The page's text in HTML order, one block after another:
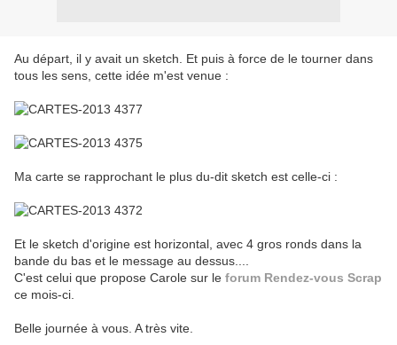
Au départ, il y avait un sketch. Et puis à force de le tourner dans
tous les sens, cette idée m'est venue :
Ma carte se rapprochant le plus du-dit sketch est celle-ci :
Et le sketch d'origine est horizontal, avec 4 gros ronds dans la
bande du bas et le message au dessus....
C'est celui que propose Carole sur le forum Rendez-vous Scrap
ce mois-ci.
Belle journée à vous. A très vite.